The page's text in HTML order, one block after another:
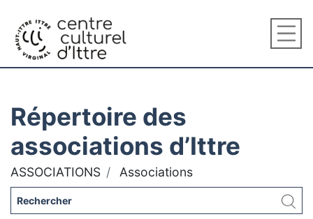
Répertoire des
associations d’Ittre
ASSOCIATIONS Associations